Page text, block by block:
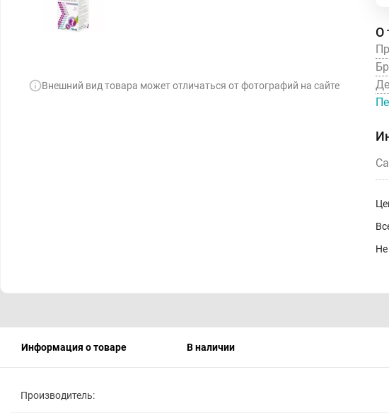
Внешний вид товара может отличаться от фотографий на сайте
О
Информация о товаре В наличии
Производитель: